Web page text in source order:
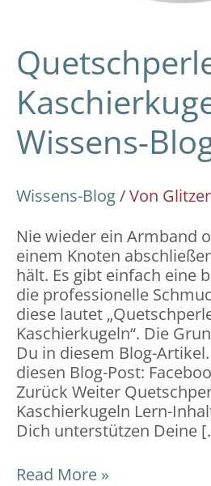
Wissens-
Wissens-Blog/ Von
Nie wieder ein Armband
einem Knoten
hält. Es gibt einfach eine
die professionelle
diese lautet
Kaschierkugeln“. Die
Du in diesem Blog-
diesen Blog-Post:
Zurück Weiter
Kaschierkugeln Lern-
Dich unterstützen Deine
Read More »